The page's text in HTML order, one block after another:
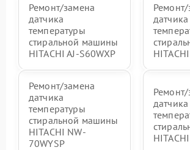
Ремонт/замена
датчика
температуры
стиральной машины
HITACHI AJ-S60WXP
датчика
Ремонт/замена
датчика
температуры
стиральной машины
HITACHI NW-
70WYSP
датчика